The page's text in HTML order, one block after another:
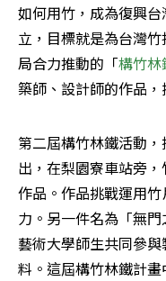
如何用竹，成為復興
立，目標就是為台灣
局合力推動的「構竹
築師、設計師的作品
第二屆構竹林鐵活動
出，在梨園寮車站旁
作品。作品挑戰運用
力。另一件名為「無
藝術大學師生共同參
料。這屆構竹林鐵計